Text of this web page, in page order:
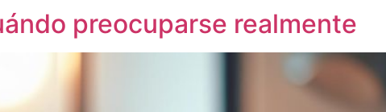
preocuparse realmente